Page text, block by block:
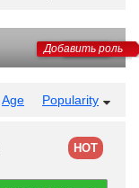
Добавить роль
Age Popularity
HOT